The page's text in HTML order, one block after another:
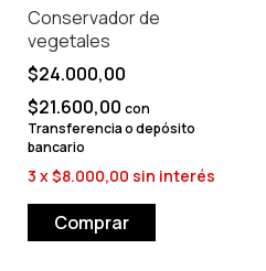
Conservador de
vegetales
$24.000,00
$21.600,00 con
Transferencia o depósito
bancario
3 x$8.000,00 sin interés